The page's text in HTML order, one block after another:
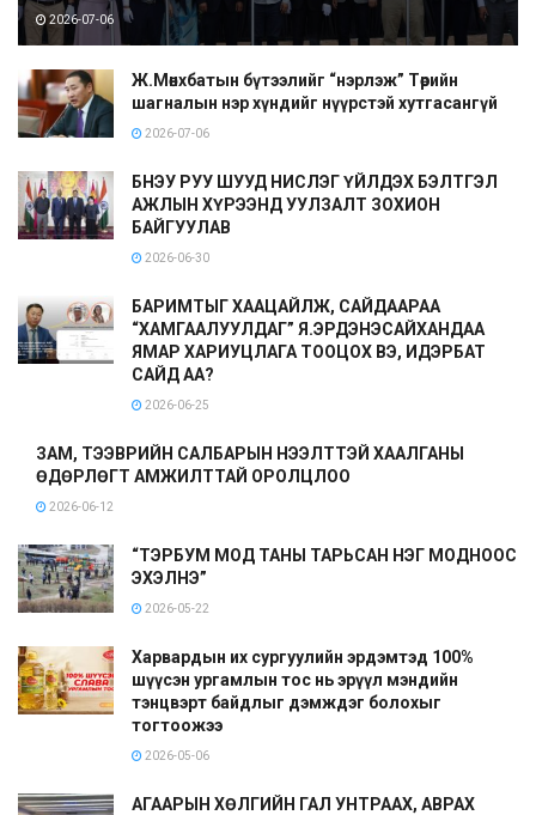
2026-07-06
Ж.Мөнхбатын бүтээлийг “нэрлэж” Төрийн
шагналын нэр хүндийг нүүрстэй хутгасангүй
2026-07-06
БНЭУ РУУ ШУУД НИСЛЭГ ҮЙЛДЭХ БЭЛТГЭЛ
АЖЛЫН ХҮРЭЭНД УУЛЗАЛТ ЗОХИОН
БАЙГУУЛАВ
2026-06-30
БАРИМТЫГ ХААЦАЙЛЖ, САЙДААРАА
“ХАМГААЛУУЛДАГ” Я.ЭРДЭНЭСАЙХАНДАА
ЯМАР ХАРИУЦЛАГА ТООЦОХ ВЭ, ИДЭРБАТ
САЙД АА?
2026-06-25
ЗАМ, ТЭЭВРИЙН САЛБАРЫН НЭЭЛТТЭЙ ХААЛГАНЫ
ӨДӨРЛӨГТ АМЖИЛТТАЙ ОРОЛЦЛОО
2026-06-12
“ТЭРБУМ МОД ТАНЫ ТАРЬСАН НЭГ МОДНООС
ЭХЭЛНЭ”
2026-05-22
Харвардын их сургуулийн эрдэмтэд 100%
шүүсэн ургамлын тос нь эрүүл мэндийн
тэнцвэрт байдлыг дэмждэг болохыг
тогтоожээ
2026-05-06
АГААРЫН ХӨЛГИЙН ГАЛ УНТРААХ, АВРАХ